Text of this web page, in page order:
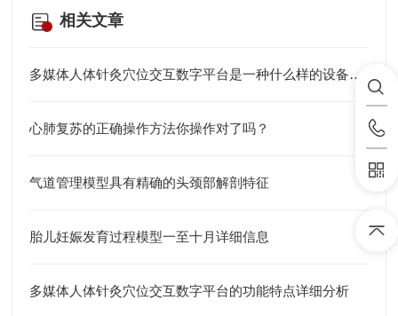
相关文章
多媒体人体针灸穴位交互数字平台是一种什么样的设备？一分钟了解
心肺复苏的正确操作方法你操作对了吗？
气道管理模型具有精确的头颈部解剖特征
胎儿妊娠发育过程模型一至十月详细信息
多媒体人体针灸穴位交互数字平台的功能特点详细分析